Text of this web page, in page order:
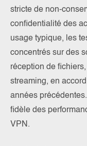
stricte de non-
confidentialité des
usage typique, les
concentrés sur des
réception de
streaming, en
années
fidèle des
VPN.